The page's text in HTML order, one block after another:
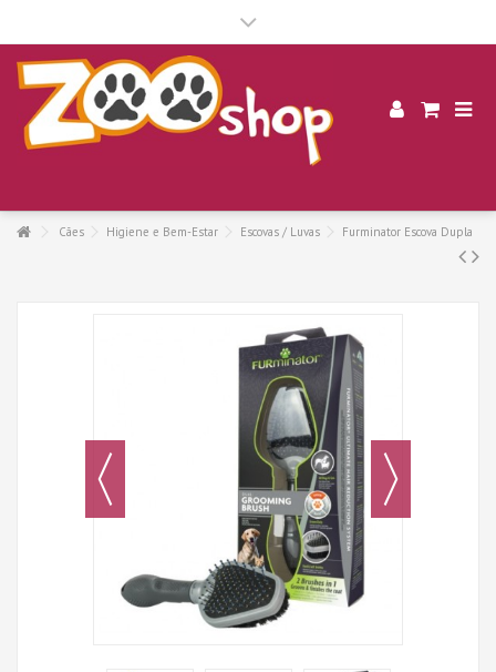
Cães Higiene e Bem-Estar Escovas / Luvas Furminator Escova Dupla